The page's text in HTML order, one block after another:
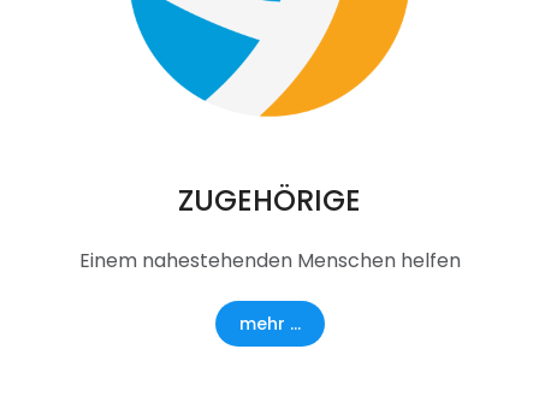
ZUGEHÖRIGE
Einem nahestehenden Menschen helfen
mehr ...